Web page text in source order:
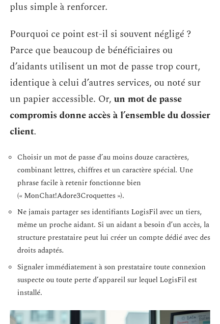
plus simple à renforcer.
Pourquoi ce point est-il si souvent négligé ?
Parce que beaucoup de bénéficiaires ou
d’aidants utilisent un mot de passe trop court,
identique à celui d’autres services, ou noté sur
un papier accessible. Or, un mot de passe
compromis donne accès à l’ensemble du dossier
client.
Choisir un mot de passe d’au moins douze caractères,
combinant lettres, chiffres et un caractère spécial. Une
phrase facile à retenir fonctionne bien
(« MonChat!Adore3Croquettes »).
Ne jamais partager ses identifiants LogisFil avec un tiers,
même un proche aidant. Si un aidant a besoin d’un accès, la
structure prestataire peut lui créer un compte dédié avec des
droits adaptés.
Signaler immédiatement à son prestataire toute connexion
suspecte ou toute perte d’appareil sur lequel LogisFil est
installé.